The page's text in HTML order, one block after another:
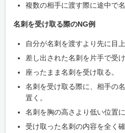
複数の相手に渡す際に途中で
名刺を受け取る際のNG例
自分が名刺を渡すより先に目
差し出された名刺を片手で受け
座ったまま名刺を受け取る。
名刺を受け取る際に、相手の
置く。
名刺を胸の高さより低い位置
受け取った名刺の内容を全く